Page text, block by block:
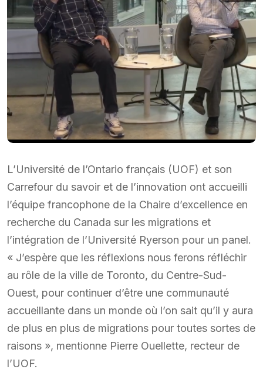
L’Université de l’Ontario français (UOF) et son
Carrefour du savoir et de l’innovation ont accueilli
l’équipe francophone de la Chaire d’excellence en
recherche du Canada sur les migrations et
l’intégration de l’Université Ryerson pour un panel.
« J’espère que les réflexions nous ferons réfléchir
au rôle de la ville de Toronto, du Centre-Sud-
Ouest, pour continuer d’être une communauté
accueillante dans un monde où l’on sait qu’il y aura
de plus en plus de migrations pour toutes sortes de
raisons », mentionne Pierre Ouellette, recteur de
l’UOF.